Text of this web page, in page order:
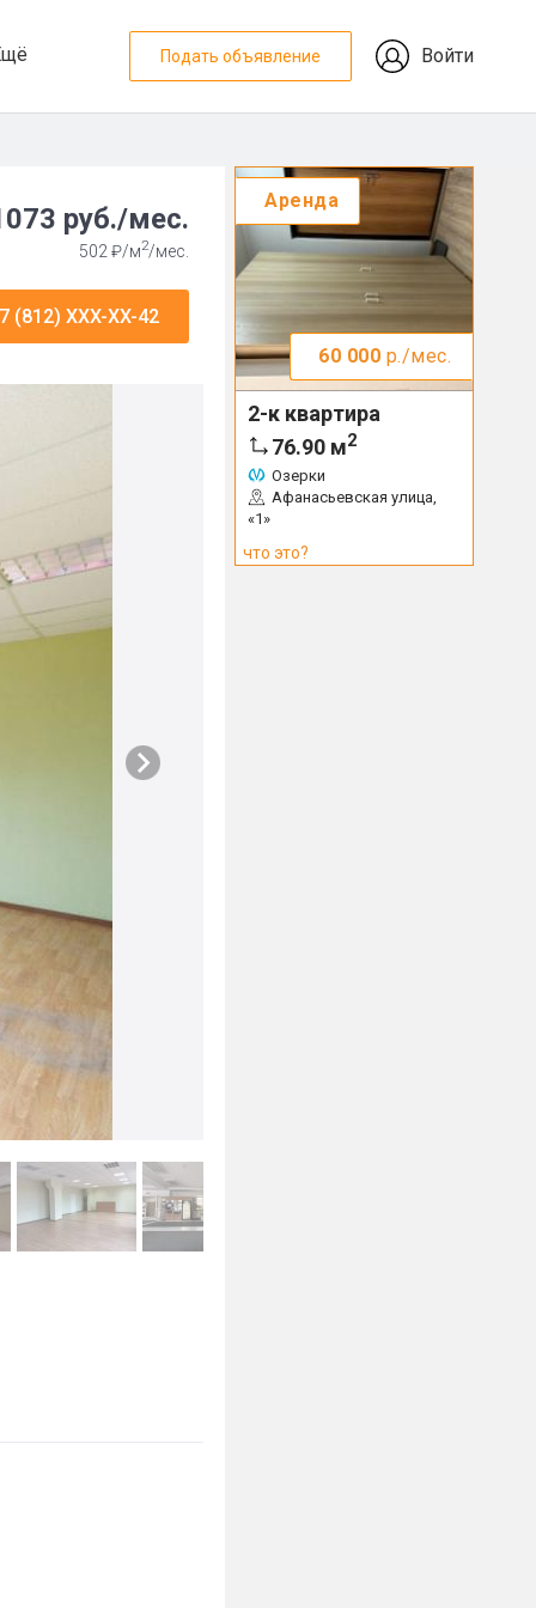
Подать объявление Войти
руб./мес.
502 ₽/м2/мес.
(812) XXX-XX-42
Аренда
60 000 р./мес.
2-к квартира
76.90 м2
Озерки
Афанасьевская улица,
«1»
что это?